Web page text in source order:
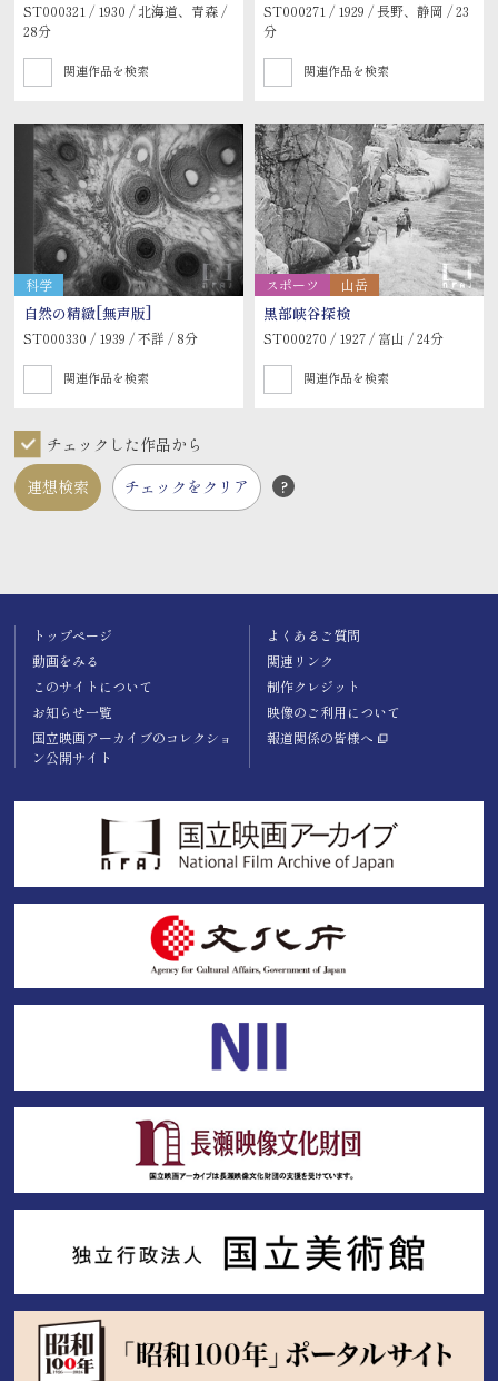
ST000321 / 1930 / 北海道、青森 /
28分
関連作品を検索
ST000271 / 1929 / 長野、静岡 / 23
分
関連作品を検索
科学
自然の精緻[無声版]
ST000330 / 1939 / 不詳 / 8分
関連作品を検索
スポーツ 山岳
黒部峡谷探検
ST000270 / 1927 / 富山 / 24分
関連作品を検索
チェックした作品から
連想検索
チェックをクリア ?
トップページ
動画をみる
このサイトについて
お知らせ一覧
国立映画アーカイブのコレクショ
ン公開サイト
よくあるご質問
関連リンク
制作クレジット
映像のご利用について
報道関係の皆様へ